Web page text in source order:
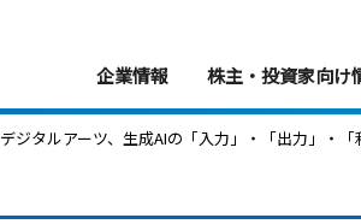
企業情報 株主・投資家向け
> デジタルアーツ、生成AIの「入力」・「出力」・「